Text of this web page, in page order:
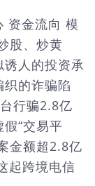
资金流向 模
股、炒黄
人的投资承
的诈骗陷
骗2.8亿
“交易平
金额超2.8亿
跨境电信